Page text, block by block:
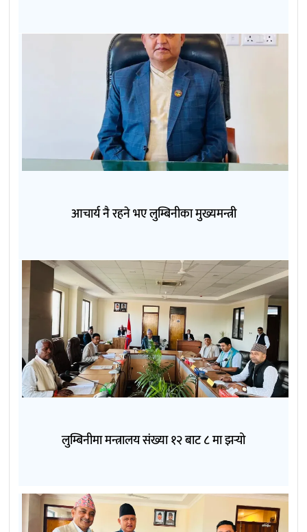
आचार्य नै रहने भए लुम्बिनीका मुख्यमन्त्री
लुम्बिनीमा मन्त्रालय संख्या १२ बाट ८ मा झर्‍यो